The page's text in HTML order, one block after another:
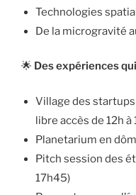
Technologies
De la microgravité
🌟 Des expériences
Village des
libre accès de 12h à
Planetarium en
Pitch session des
17h45)